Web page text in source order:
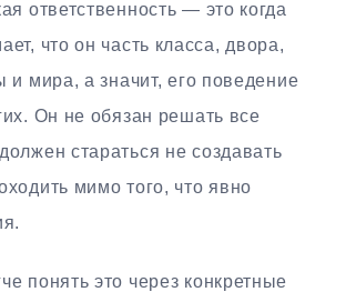
ответственность — это когда
что он часть класса, двора,
и мира, а значит, его поведение
Он не обязан решать все
стараться не создавать
мимо того, что явно
понять это через конкретные